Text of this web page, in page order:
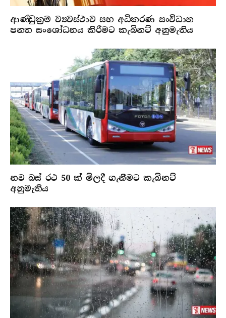
ආණ්ඩුක්‍රම ව්‍යවස්ථාව සහ අධිකරණ සංවිධාන
පනත සංශෝධනය කිරීමට කැබිනට් අනුමැතිය
නව බස් රථ 50 ක් මිලදී ගැනීමට කැබිනට්
අනුමැතිය